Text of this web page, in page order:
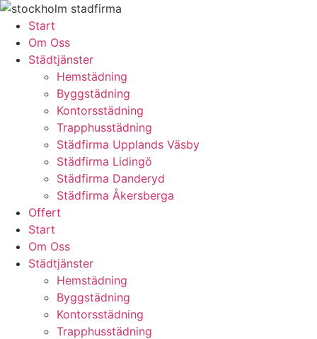
Skip
content
Start
Om Oss
Städtjänster
Hemstädning
Byggstädning
Kontorsstädning
Trapphusstädning
Städfirma Upplands Väsby
Städfirma Lidingö
Städfirma Danderyd
Städfirma Åkersberga
Offert
Start
Om Oss
Städtjänster
Hemstädning
Byggstädning
Kontorsstädning
Trapphusstädning